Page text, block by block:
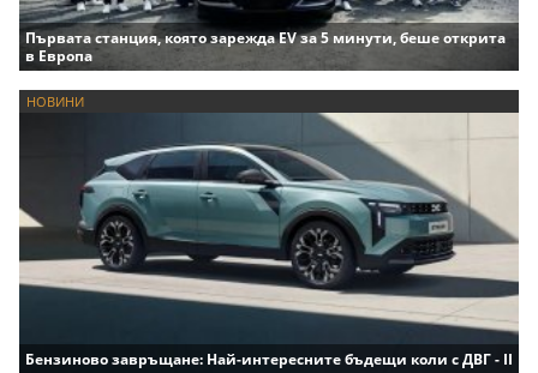
Първата станция, която зарежда EV за 5 минути, беше открита
в Европа
НОВИНИ
Бензиново завръщане: Най-интересните бъдещи коли с ДВГ - II